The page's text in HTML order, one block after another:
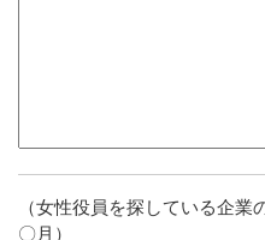
（女性役員を探している企
〇月）